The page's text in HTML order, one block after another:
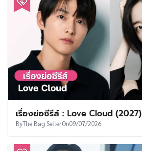
เรื่องย่อซีรีส์ : Love Cloud (2027)
ByThe Bag SellerOn09/07/2026